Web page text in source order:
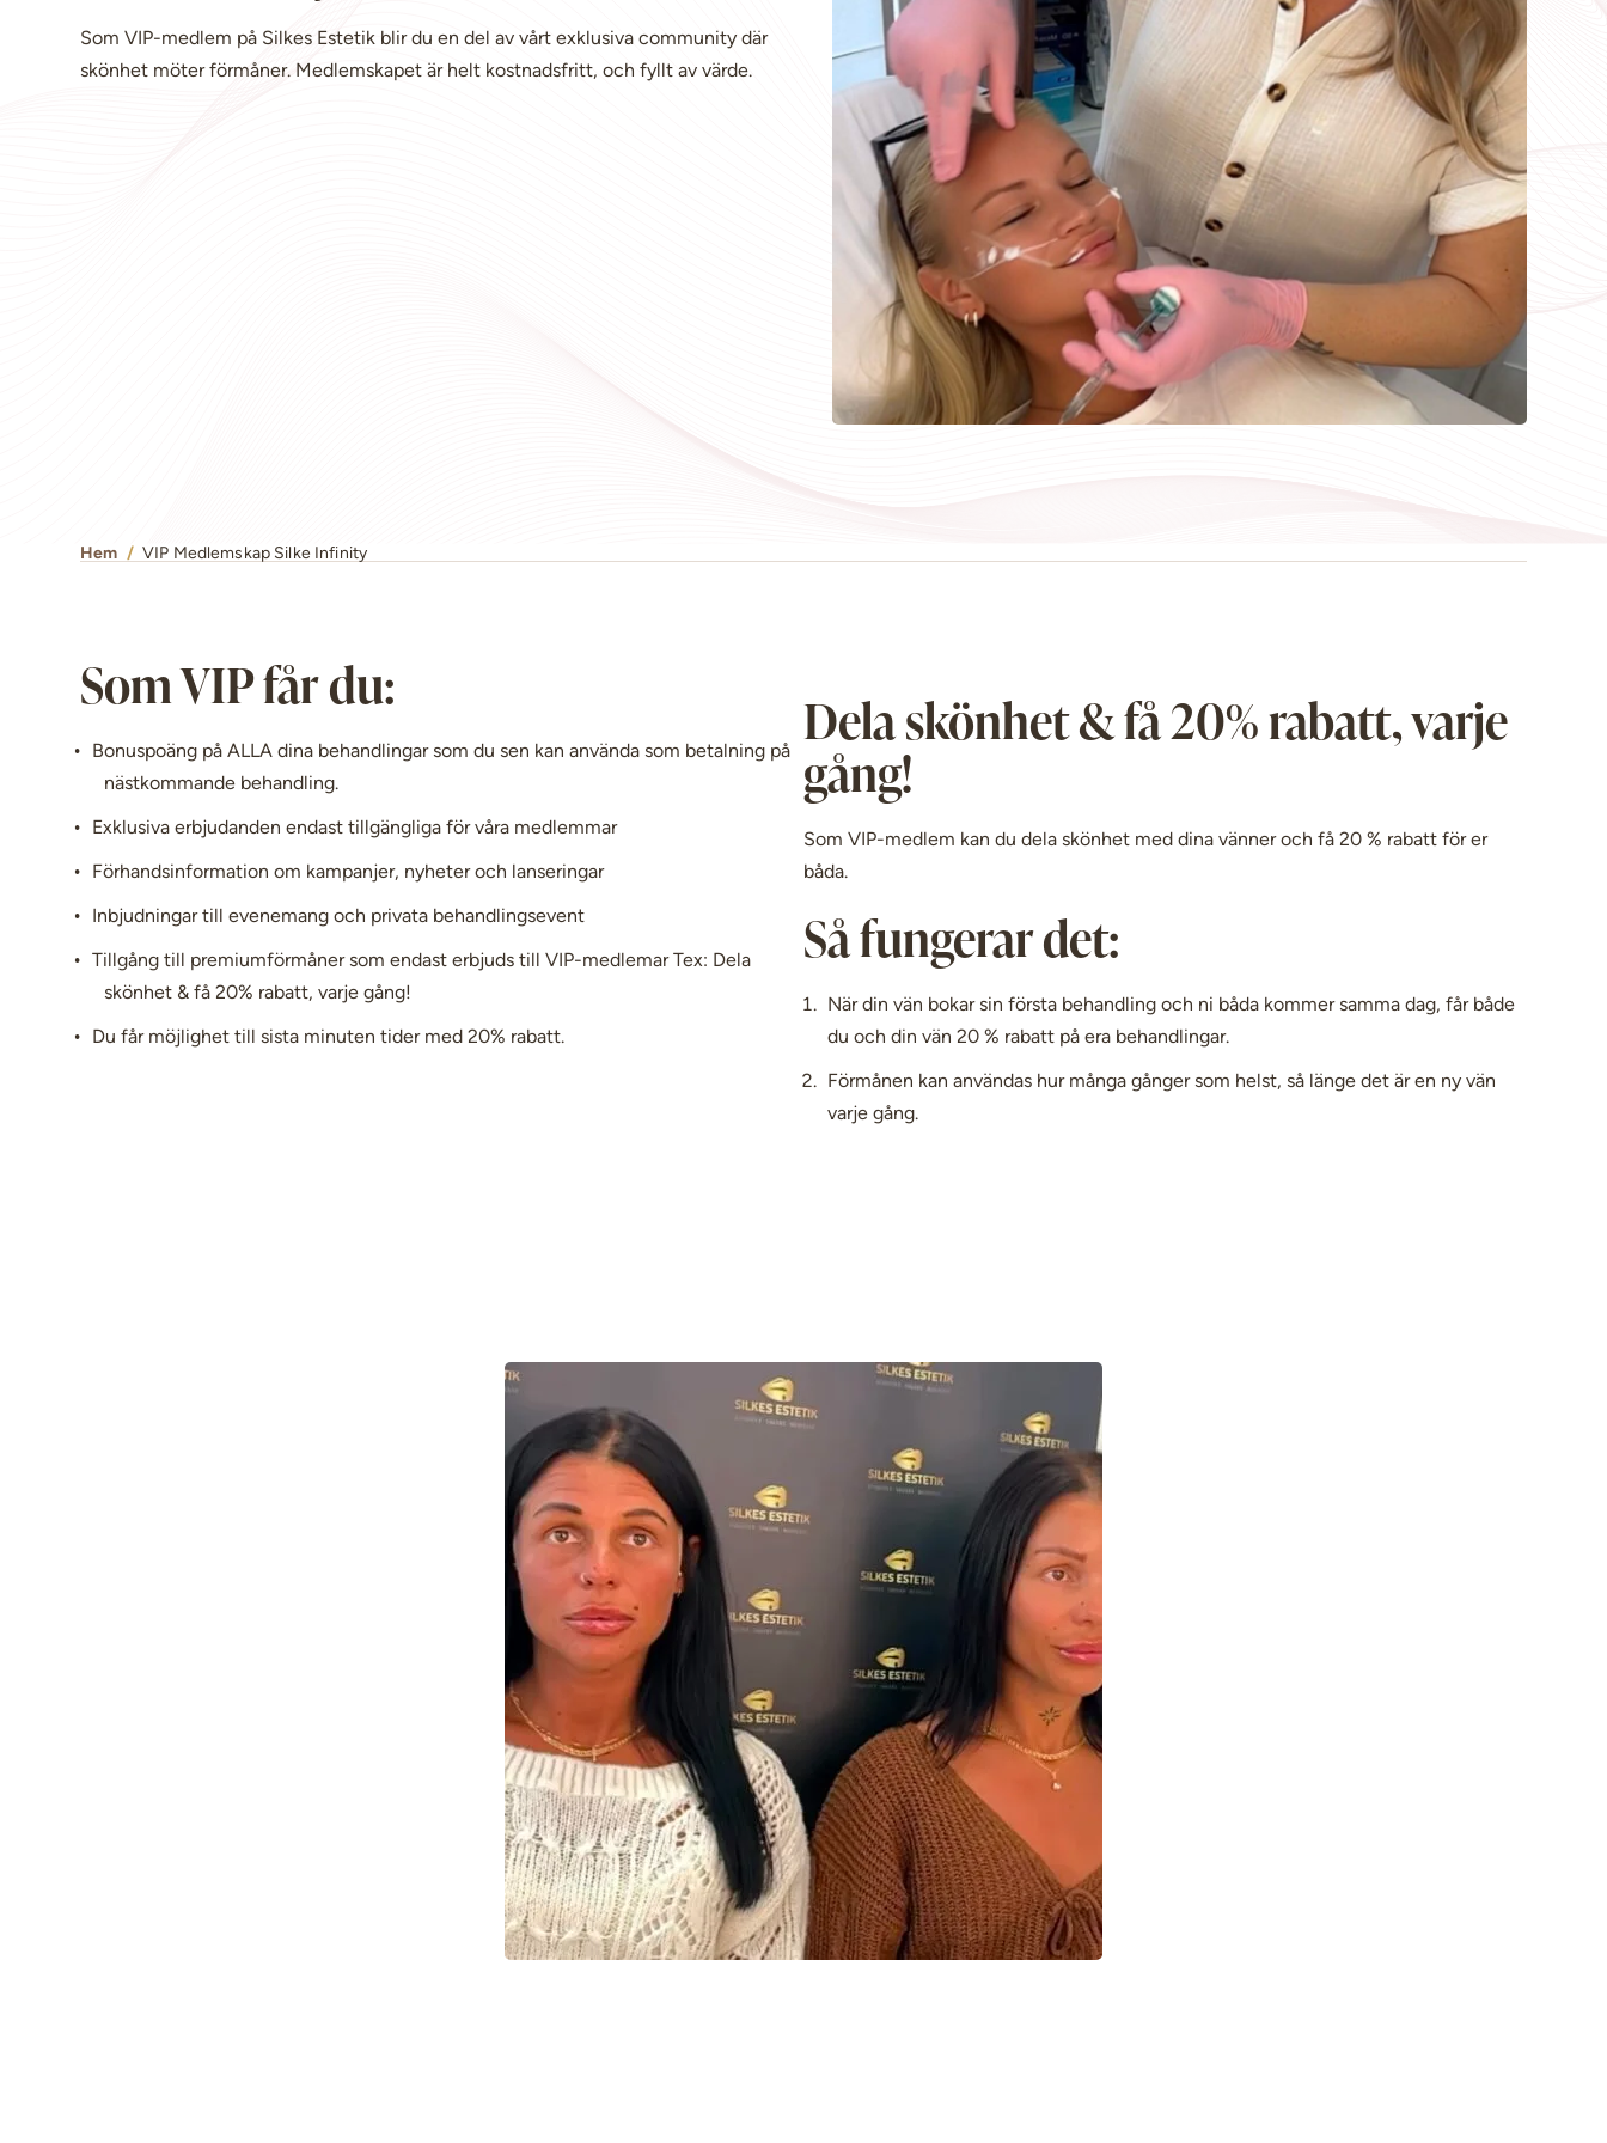
Som VIP-medlem på Silkes Estetik blir du en del av vårt exklusiva community där
skönhet möter förmåner. Medlemskapet är helt kostnadsfritt, och fyllt av värde.
Hem / VIP Medlemskap Silke Infinity
Som VIP får du:
Bonuspoäng på ALLA dina behandlingar som du sen kan använda som betalning på
nästkommande behandling.
Exklusiva erbjudanden endast tillgängliga för våra medlemmar
Förhandsinformation om kampanjer, nyheter och lanseringar
Inbjudningar till evenemang och privata behandlingsevent
Tillgång till premiumförmåner som endast erbjuds till VIP-medlemar Tex: Dela
skönhet & få 20% rabatt, varje gång!
Du får möjlighet till sista minuten tider med 20% rabatt.
Dela skönhet & få 20% rabatt, varje
gång!
Som VIP-medlem kan du dela skönhet med dina vänner och få 20 % rabatt för er
båda.
Så fungerar det:
När din vän bokar sin första behandling och ni båda kommer samma dag, får både
du och din vän 20 % rabatt på era behandlingar.
Förmånen kan användas hur många gånger som helst, så länge det är en ny vän
varje gång.